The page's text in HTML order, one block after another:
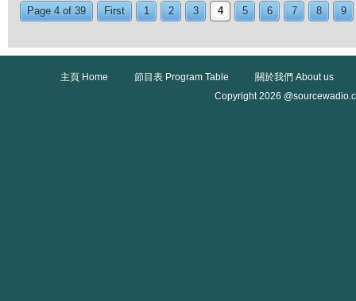
Page 4 of 39 First 1 2 3 4 5 6 7 8 9
主頁 Home 節目表 Program Table
關於我們 About us
Copyright 2026